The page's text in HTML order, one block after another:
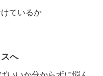
ているか
へ